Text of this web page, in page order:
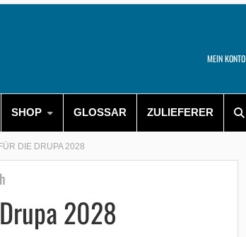
MEIN KONTO
SHOP GLOSSAR ZULIEFERER
DIE DRUPA 2028
2028